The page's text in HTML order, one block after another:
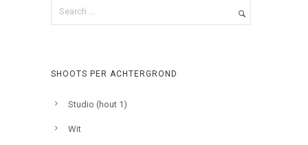
SHOOTS PER ACHTERGROND
Studio (hout 1)
Wit